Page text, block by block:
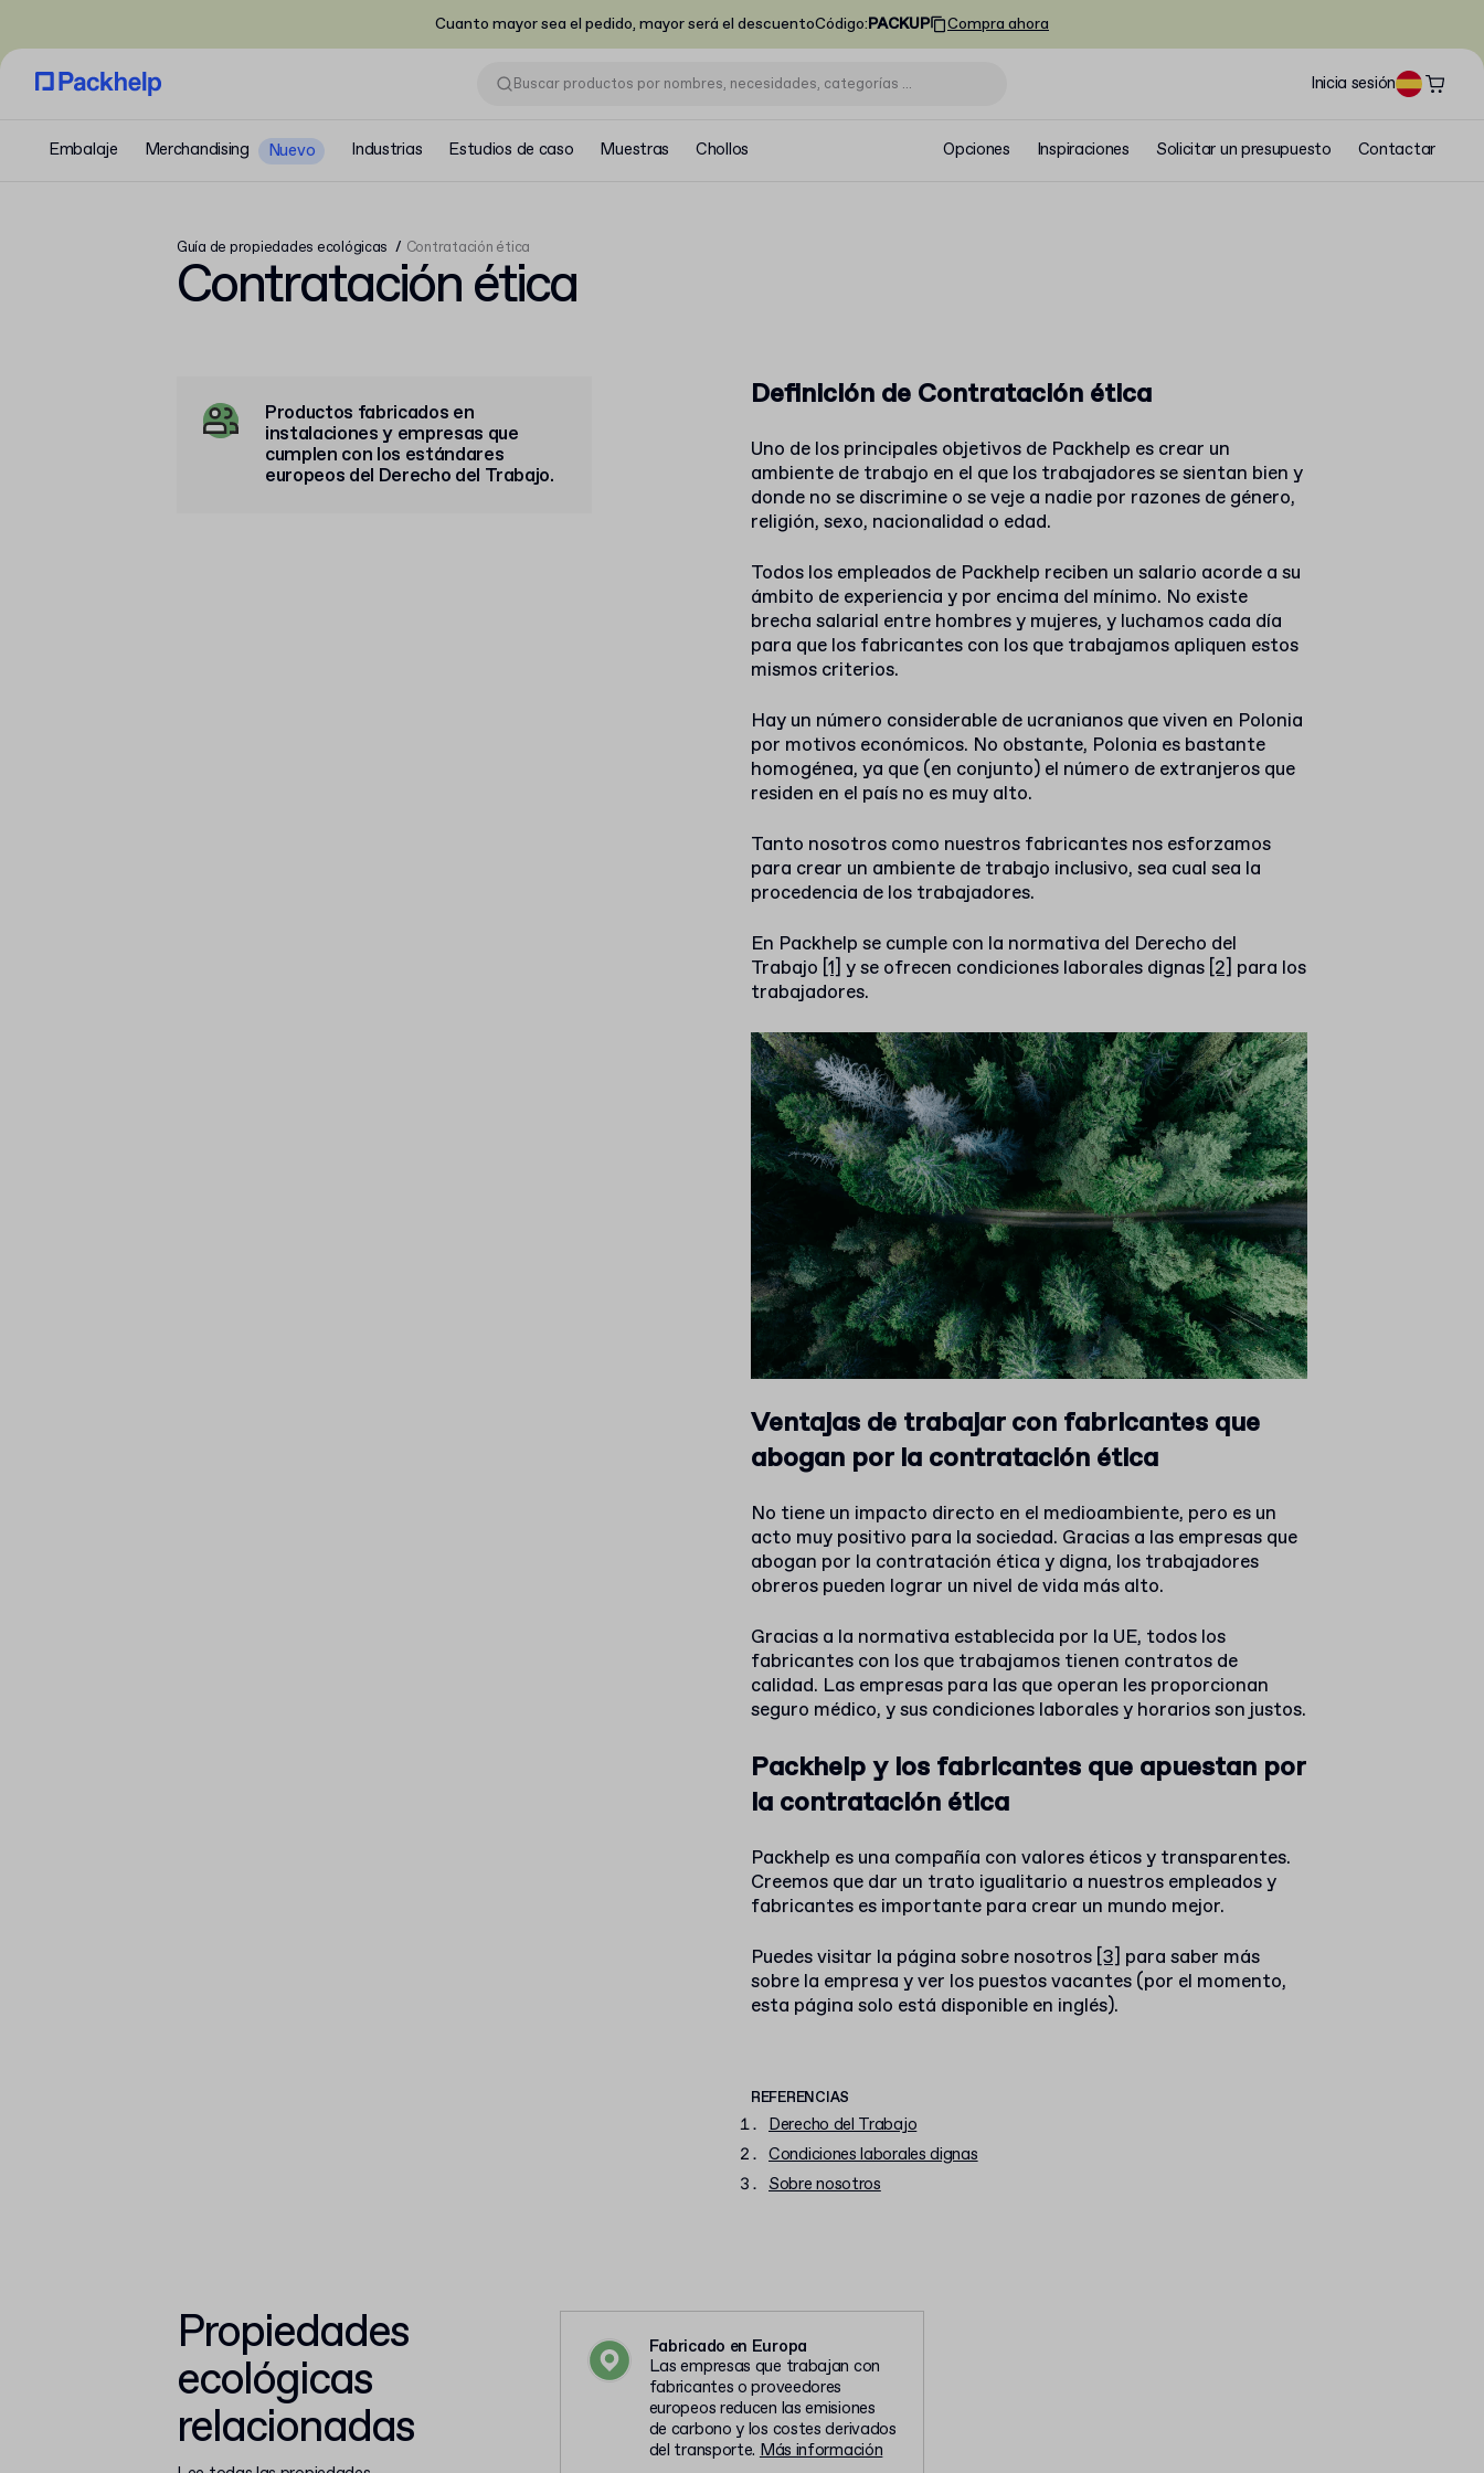
Cuanto mayor sea el pedido, mayor será el descuentoCódigo:PACKUP Compra ahora
Inicia sesión
Embalaje Merchandising Nuevo Industrias Estudios de caso Muestras Chollos Opciones Inspiraciones Solicitar un presupuesto Contactar
Guía de propiedades ecológicas Contratación ética
Contratación ética
Productos fabricados en
instalaciones y empresas que
cumplen con los estándares
europeos del Derecho del Trabajo.
Definición de Contratación ética
Uno de los principales objetivos de Packhelp es crear un
ambiente de trabajo en el que los trabajadores se sientan bien y
donde no se discrimine o se veje a nadie por razones de género,
religión, sexo, nacionalidad o edad.
Todos los empleados de Packhelp reciben un salario acorde a su
ámbito de experiencia y por encima del mínimo. No existe
brecha salarial entre hombres y mujeres, y luchamos cada día
para que los fabricantes con los que trabajamos apliquen estos
mismos criterios.
Hay un número considerable de ucranianos que viven en Polonia
por motivos económicos. No obstante, Polonia es bastante
homogénea, ya que (en conjunto) el número de extranjeros que
residen en el país no es muy alto.
Tanto nosotros como nuestros fabricantes nos esforzamos
para crear un ambiente de trabajo inclusivo, sea cual sea la
procedencia de los trabajadores.
En Packhelp se cumple con la normativa del Derecho del
Trabajo [1] y se ofrecen condiciones laborales dignas [2] para los
trabajadores.
Ventajas de trabajar con fabricantes que
abogan por la contratación ética
No tiene un impacto directo en el medioambiente, pero es un
acto muy positivo para la sociedad. Gracias a las empresas que
abogan por la contratación ética y digna, los trabajadores
obreros pueden lograr un nivel de vida más alto.
Gracias a la normativa establecida por la UE, todos los
fabricantes con los que trabajamos tienen contratos de
calidad. Las empresas para las que operan les proporcionan
seguro médico, y sus condiciones laborales y horarios son justos.
Packhelp y los fabricantes que apuestan por
la contratación ética
Packhelp es una compañía con valores éticos y transparentes.
Creemos que dar un trato igualitario a nuestros empleados y
fabricantes es importante para crear un mundo mejor.
Puedes visitar la página sobre nosotros [3] para saber más
sobre la empresa y ver los puestos vacantes (por el momento,
esta página solo está disponible en inglés).
REFERENCIAS
Derecho del Trabajo
Condiciones laborales dignas
Sobre nosotros
Propiedades
ecológicas
relacionadas
Fabricado en Europa
Las empresas que trabajan con
fabricantes o proveedores
europeos reducen las emisiones
de carbono y los costes derivados
del transporte. Más información